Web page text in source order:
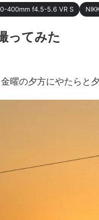
400mm f4.5-5.6 VR S
ってみた
曜の夕方にやたらと